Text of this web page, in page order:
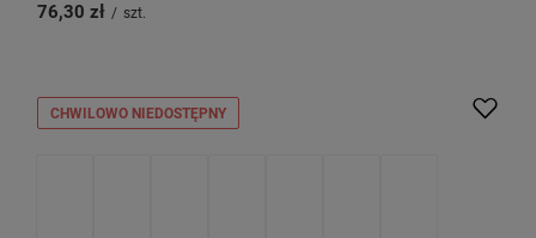
76,30 zł / szt.
CHWILOWO NIEDOSTĘPNY